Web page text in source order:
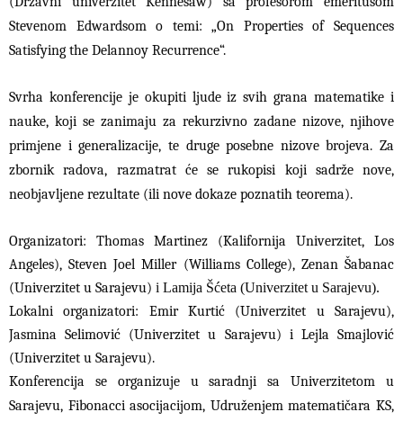
Stevenom Edwardsom o temi: „On Properties of Sequences
Satisfying the Delannoy Recurrence“.
Svrha konferencije je okupiti ljude iz svih grana matematike i
nauke, koji se zanimaju za rekurzivno zadane nizove, njihove
primjene i generalizacije, te druge posebne nizove brojeva. Za
zbornik radova, razmatrat će se rukopisi koji sadrže nove,
neobjavljene rezultate (ili nove dokaze poznatih teorema).
Organizatori: Thomas Martinez (Kalifornija Univerzitet, Los
Angeles), Steven Joel Miller (Williams College), Zenan Šabanac
(Univerzitet u Sarajevu) i Lamija Šćeta (Univerzitet u Sarajevu).
Lokalni organizatori: Emir Kurtić (Univerzitet u Sarajevu),
Jasmina Selimović (Univerzitet u Sarajevu) i Lejla Smajlović
(Univerzitet u Sarajevu).
Konferencija se organizuje u saradnji sa Univerzitetom u
Sarajevu, Fibonacci asocijacijom, Udruženjem matematičara KS,